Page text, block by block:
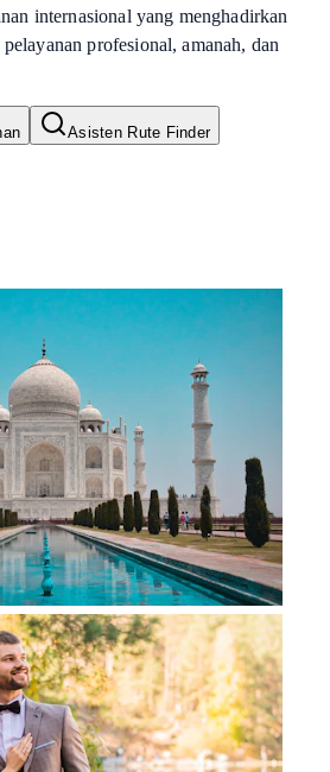
internasional yang menghadirkan
profesional, amanah, dan
Asisten Rute Finder